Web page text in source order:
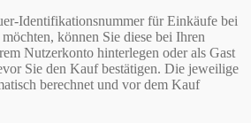
Identifikationsnummer für Einkäufe bei
können Sie diese bei Ihren
Nutzerkonto hinterlegen oder als Gast
Sie den Kauf bestätigen. Die jeweilige
berechnet und vor dem Kauf